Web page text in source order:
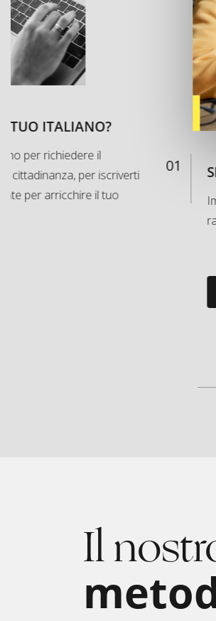
TUO ITALIANO?
per richiedere il
cittadinanza, per iscriverti
per arricchire il tuo
01
Il